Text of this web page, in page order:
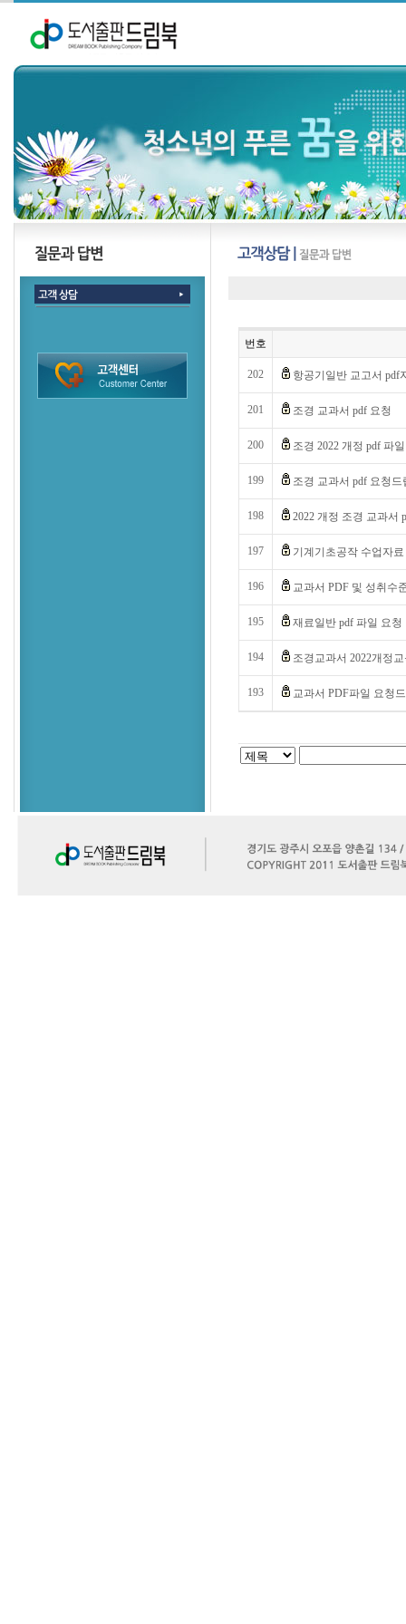
번호
202 항공기일반 교고서 pdf
201 조경 교과서 pdf 요청
200 조경 2022 개정 pdf 파
199 조경 교과서 pdf 요청드
198 2022 개정 조경 교과서
197 기계기초공작 수업자
196 교과서 PDF 및 성취수
195 재료일반 pdf 파일 요청
194 조경교과서 2022개정
193 교과서 PDF파일 요청